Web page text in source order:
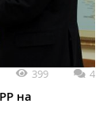
399 4
на